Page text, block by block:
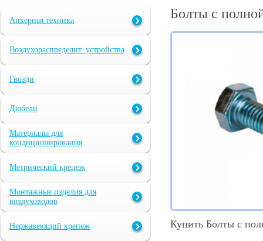
Анкерная техника
Воздухораспределит. устройства
Гвозди
Дюбели
Материалы для
кондиционирования
Метрический крепеж
Монтажные изделия для
воздуховодов
Нержавеющий крепеж
Болты с
Купить Болты с